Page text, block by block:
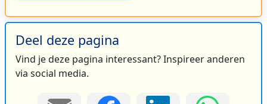
Deel deze pagina
Vind je deze pagina interessant? Inspireer anderen
via social media.